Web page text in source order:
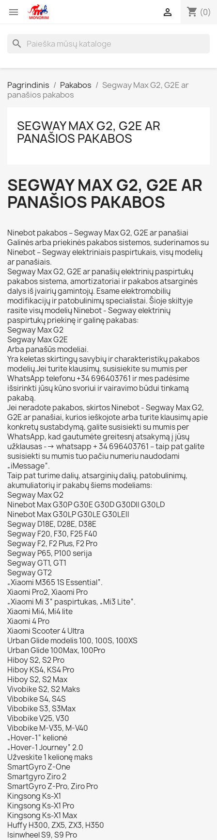
 shopping_cart (0)

search
Pagrindinis Pakabos
Segway Max G2, G2E ar
panašios pakabos
SEGWAY MAX G2, G2E AR
PANAŠIOS PAKABOS
SEGWAY MAX G2, G2E AR
PANAŠIOS PAKABOS
Ninebot pakabos – Segway Max G2, G2E ar panašiai
Galinės arba priekinės pakabos sistemos, suderinamos su
Ninebot – Segway elektriniais paspirtukais, visų modelių
ar panašiais.
Segway Max G2, G2E ar panašių elektrinių paspirtukų
pakabos sistema, amortizatoriai ir pakabos atsarginės
dalys iš įvairių gamintojų. Esame elektromobilių
modifikacijų ir patobulinimų specialistai. Šioje skiltyje
rasite visų modelių Ninebot - Segway elektrinių
paspirtukų priekinę ir galinę pakabas:
Segway Max G2
Segway Max G2E
Arba panašūs modeliai.
Yra keletas skirtingų savybių ir charakteristikų pakabos
modelių.Jei turite klausimų, susisiekite su mumis per
WhatsApp telefonu +34 696403761 ir mes padėsime
išsirinkti jūsų kūno svoriui ir vairavimo būdui tinkamą
pakabą.
Jei neradote pakabos, skirtos Ninebot - Segway Max G2,
G2E ar panašiai, kurios ieškojote arba turite klausimų apie
konkretų sustabdymą, galite susisiekti su mumis per
WhatsApp, kad gautumėte greitesnį atsakymą į jūsų
užklausas --> whatsapp + 34 696403761 – taip pat galite
susisiekti su mumis tuo pačiu numeriu naudodami
„iMessage“.
Taip pat turime dalių, atsarginių dalių, patobulinimų,
akumuliatorių ir pakabų šiems modeliams:
Segway Max G2
Ninebot Max G30P G30E G30D G30DII G30LD
Ninebot Max G30LP G30LE G30LEII
Segway D18E, D28E, D38E
Segway F20, F30, F25 F40
Segway F2, F2 Plus, F2 Pro
Segway P65, P100 serija
Segway GT1, GT1
Segway GT2
„Xiaomi M365 1S Essential“.
Xiaomi Pro2, Xiaomi Pro
„Xiaomi Mi 3“ paspirtukas, „Mi3 Lite“.
Xiaomi Mi4, Mi4 lite
Xiaomi 4 Pro
Xiaomi Scooter 4 Ultra
Urban Glide modelis 100, 100S, 100XS
Urban Glide 100Max, 100Pro
Hiboy S2, S2 Pro
Hiboy KS4, KS4 Pro
Hiboy S2, S2 Max
Vivobike S2, S2 Maks
Vibobike S4, S4S
Vibobike S3, S3Max
Vibobike V25, V30
Vibobike M-V35, M-V40
„Hover-1“ kelionė
„Hover-1 Journey“ 2.0
Užveskite 1 kelionę maks
SmartGyro Z-One
Smartgyro Ziro 2
SmartGyro Z-Pro, Ziro Pro
Kingsong Ks-X1
Kingsong Ks-X1 Pro
Kingsong Ks-X1 Max
Huffy H300, ZX5, ZX3, H350
Isinwheel S9, S9 Pro